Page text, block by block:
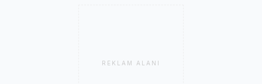
REKLAM ALANI